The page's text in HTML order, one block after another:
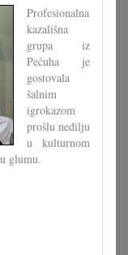
Profesionalna
kazališna
grupa iz
Pečuha je
gostovala
šalnim
igrokazom
prošlu nedilju
u kulturnom
glumu.